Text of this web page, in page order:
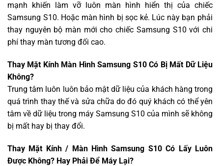
mạnh khiến làm vỡ luôn màn hình hiển thị của chiếc
Samsung S10. Hoặc màn hình bị sọc kẻ. Lúc này bạn phải
thay nguyên bộ màn mới cho chiếc Samsung S10 với chi
phí thay màn tương đối cao.
Thay Mặt Kính Màn Hình Samsung S10 Có Bị Mất Dữ Liệu
Không?
Trung tâm luôn luôn bảo mật dữ liệu của khách hàng trong
quá trình thay thế và sửa chữa do đó quý khách có thể yên
tâm về dữ liệu trong máy Samsung S10 của mình sẽ không
bị mất hay bị thay đổi.
Thay Mặt Kính / Màn Hình Samsung S10 Có Lấy Luôn
Được Không? Hay Phải Để Máy Lại?